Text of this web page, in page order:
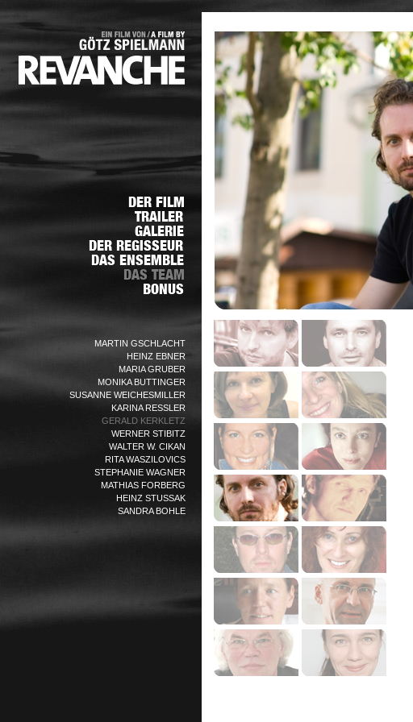
MARTIN GSCHLACHT
HEINZ EBNER
MARIA GRUBER
MONIKA BUTTINGER
SUSANNE WEICHESMILLER
KARINA RESSLER
GERALD KERKLETZ
WERNER STIBITZ
WALTER W. CIKAN
RITA WASZILOVICS
STEPHANIE WAGNER
MATHIAS FORBERG
HEINZ STUSSAK
SANDRA BOHLE